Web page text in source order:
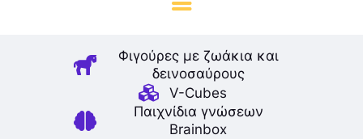
Φιγούρες με ζωάκια και
δεινοσαύρους
V-Cubes
Παιχνίδια γνώσεων
Brainbox
Παιχνίδια Ρόλων